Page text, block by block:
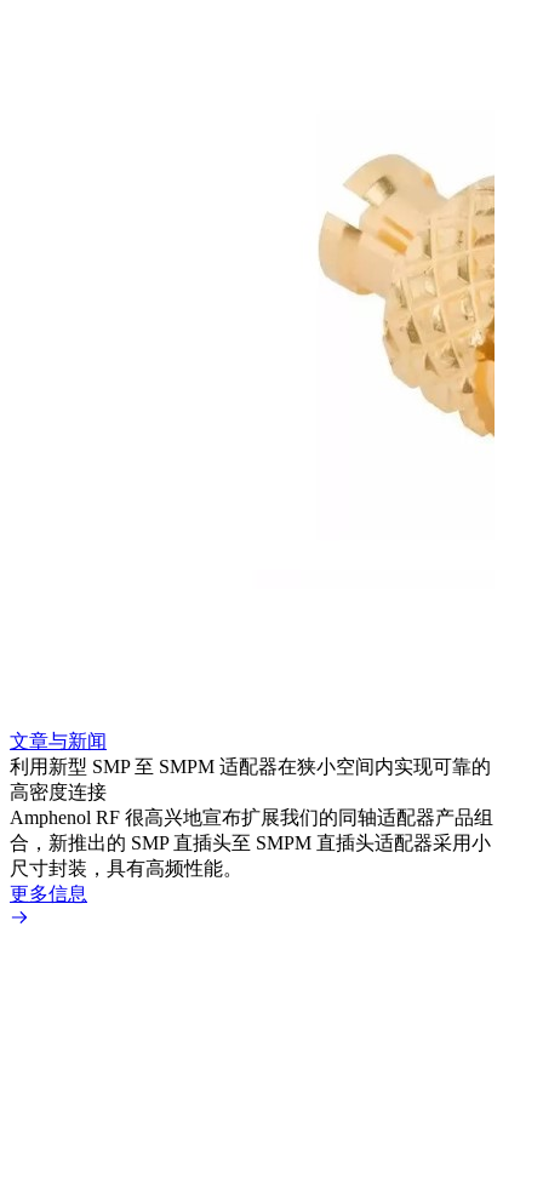
文章与新闻
利用新型 SMP 至 SMPM 适配器在狭小空间内实现可靠的
高密度连接
Amphenol RF 很高兴地宣布扩展我们的同轴适配器产品组
合，新推出的 SMP 直插头至 SMPM 直插头适配器采用小
尺寸封装，具有高频性能。
更多信息